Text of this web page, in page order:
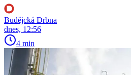
Budějcká Drbna
dnes, 12:56
4 min